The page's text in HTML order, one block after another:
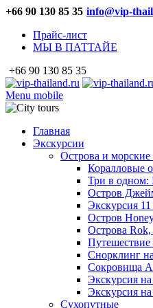
+66 90 130 85 35 info@vip-
Прайс-лист
МЫ В ПАТТАЙЕ
+66 90 130 85 35
Menu mobile
Главная
Экскурсии
Острова и морские
Коралловые
Три в одном:
Остров
Экскурсия
Остров
Острова
Путешествие
Снорклинг
Сокровища
Экскурсия
Экскурсия
Сухопутные